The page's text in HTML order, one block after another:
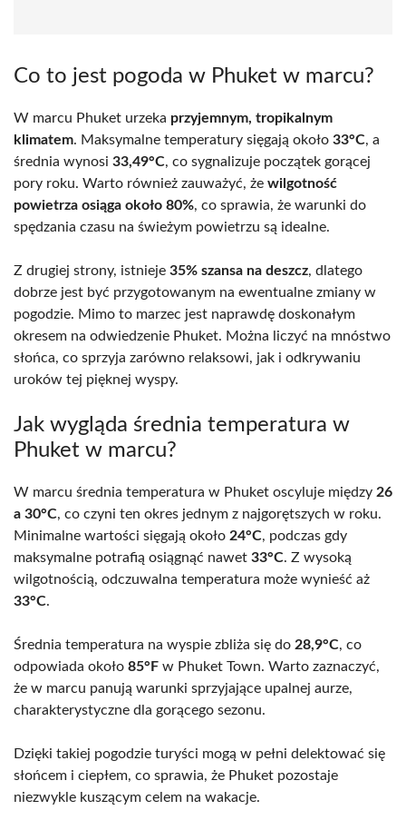
Co to jest pogoda w Phuket w marcu?
W marcu Phuket urzeka przyjemnym, tropikalnym
klimatem. Maksymalne temperatury sięgają około 33°C, a
średnia wynosi 33,49°C, co sygnalizuje początek gorącej
pory roku. Warto również zauważyć, że wilgotność
powietrza osiąga około 80%, co sprawia, że warunki do
spędzania czasu na świeżym powietrzu są idealne.
Z drugiej strony, istnieje 35% szansa na deszcz, dlatego
dobrze jest być przygotowanym na ewentualne zmiany w
pogodzie. Mimo to marzec jest naprawdę doskonałym
okresem na odwiedzenie Phuket. Można liczyć na mnóstwo
słońca, co sprzyja zarówno relaksowi, jak i odkrywaniu
uroków tej pięknej wyspy.
Jak wygląda średnia temperatura w
Phuket w marcu?
W marcu średnia temperatura w Phuket oscyluje między 26
a 30°C, co czyni ten okres jednym z najgorętszych w roku.
Minimalne wartości sięgają około 24°C, podczas gdy
maksymalne potrafią osiągnąć nawet 33°C. Z wysoką
wilgotnością, odczuwalna temperatura może wynieść aż
33°C.
Średnia temperatura na wyspie zbliża się do 28,9°C, co
odpowiada około 85°F w Phuket Town. Warto zaznaczyć,
że w marcu panują warunki sprzyjające upalnej aurze,
charakterystyczne dla gorącego sezonu.
Dzięki takiej pogodzie turyści mogą w pełni delektować się
słońcem i ciepłem, co sprawia, że Phuket pozostaje
niezwykle kuszącym celem na wakacje.